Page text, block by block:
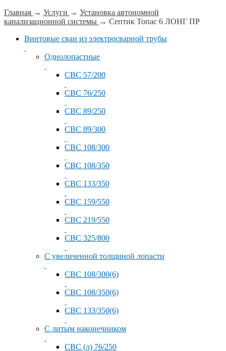
Главная → Услуги → Установка автономной
канализационной системы → Септик Топас 6 ЛОНГ ПР
Винтовые сваи из электросварной трубы
Однолопастные
СВС 57/200
СВС 76/250
СВС 89/250
СВС 89/300
СВС 108/300
СВС 108/350
СВС 133/350
СВС 159/550
СВС 219/550
СВС 325/800
С увеличенной толщиной лопасти
СВС 108/300(6)
СВС 108/350(6)
СВС 133/350(6)
С литым наконечником
СВС (л) 76/250